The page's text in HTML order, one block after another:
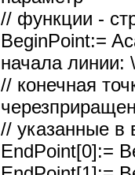
// функции -
BeginPoint:=
начала линии:
// конечная
// указанные в
EndPoint[0]:=